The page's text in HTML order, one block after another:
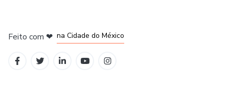
Feito com ❤ na Cidade do México